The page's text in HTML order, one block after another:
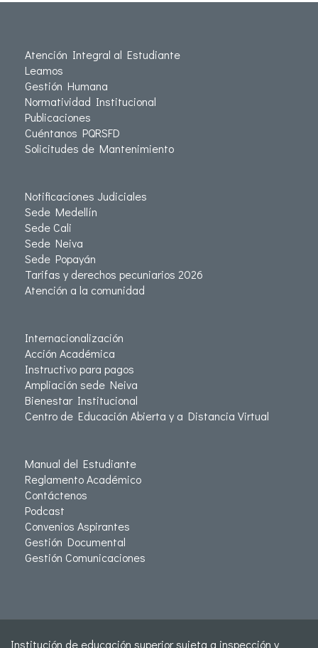
Atención Integral al Estudiante
Leamos
Gestión Humana
Normatividad Institucional
Publicaciones
Cuéntanos PQRSFD
Solicitudes de Mantenimiento
Notificaciones Judiciales
Sede Medellín
Sede Cali
Sede Neiva
Sede Popayán
Tarifas y derechos pecuniarios 2026
Atención a la comunidad
Internacionalización
Acción Académica
Instructivo para pagos
Ampliación sede Neiva
Bienestar Institucional
Centro de Educación Abierta y a Distancia Virtual
Manual del Estudiante
Reglamento Académico
Contáctenos
Podcast
Convenios Aspirantes
Gestión Documental
Gestión Comunicaciones
Institución de educación superior sujeta a inspección y